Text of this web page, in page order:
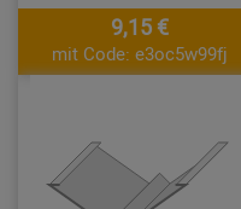
9,15 €
mit Code: e3oc5w99fj